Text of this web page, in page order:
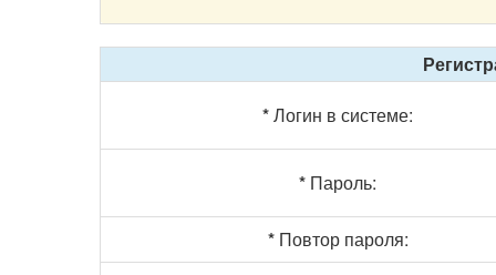
*Логин в системе:
* Пароль:
*Повтор пароля: